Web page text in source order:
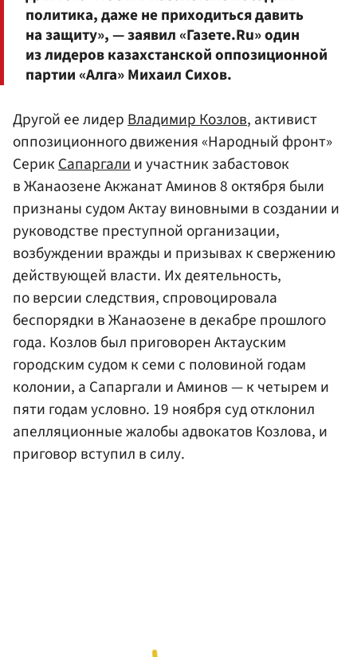
политика, даже не приходиться давить
на защиту», — заявил «Газете.Ru» один
из лидеров казахстанской оппозиционной
партии «Алга» Михаил Сихов.
Другой ее лидерВладимир Козлов, активист
оппозиционного движения «Народный фронт»
СерикСапаргалии участник забастовок
в Жанаозене Акжанат Аминов 8 октября были
признаны судом Актау виновными в создании и
руководстве преступной организации,
возбуждении вражды и призывах к свержению
действующей власти. Их деятельность,
по версии следствия, спровоцировала
беспорядки в Жанаозене в декабре прошлого
года. Козлов был приговорен Актауским
городским судом к семи с половиной годам
колонии, а Сапаргали и Аминов — к четырем и
пяти годам условно. 19 ноября суд отклонил
апелляционные жалобы адвокатов Козлова, и
приговор вступил в силу.